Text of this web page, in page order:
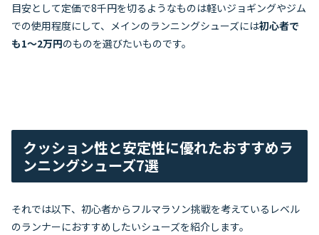
目安として定価で8千円を切るようなものは軽いジョギングやジム
での使用程度にして、メインのランニングシューズには初心者で
も1～2万円のものを選びたいものです。
クッション性と安定性に優れたおすすめラ
ンニングシューズ7選
それでは以下、初心者からフルマラソン挑戦を考えているレベル
のランナーにおすすめしたいシューズを紹介します。